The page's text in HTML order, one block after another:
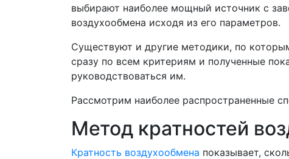
выбирают наиболее мощный источник с
воздухообмена исходя из его параметров.
Существуют и другие методики, по
сразу по всем критериям и полученные
руководствоваться им.
Рассмотрим наиболее распространенные
Метод кратностей
Кратность воздухообмена показывает,